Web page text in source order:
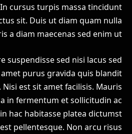
cursus turpis massa tincidunt
sit. Duis ut diam quam nulla
a diam maecenas sed enim ut.
suspendisse sed nisi lacus sed
purus gravida quis blandit
est sit amet facilisis. Mauris
in fermentum et sollicitudin ac
hac habitasse platea dictumst
pellentesque. Non arcu risus